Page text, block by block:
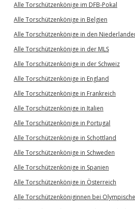
Alle Torschützenkönige im DFB-Pokal
Alle Torschützenkönige in Belgien
Alle Torschützenkönige in den
Alle Torschützenkönige in der MLS
Alle Torschützenkönige in der Schweiz
Alle Torschützenkönige in England
Alle Torschützenkönige in Frankreich
Alle Torschützenkönige in Italien
Alle Torschützenkönige in Portugal
Alle Torschützenkönige in Schottland
Alle Torschützenkönige in Schweden
Alle Torschützenkönige in Spanien
Alle Torschützenkönige in Österreich
Alle Torschützenköniginnen bei